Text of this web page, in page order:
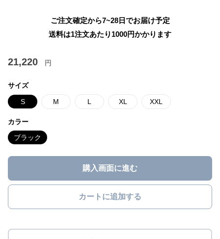
ご注文確定から7~28日でお届け予定
送料は1注文あたり 1000円かかります
21,220 円
サイズ
S M L XL XXL
カラー
ブラック
購入画面に進む
カートに追加する